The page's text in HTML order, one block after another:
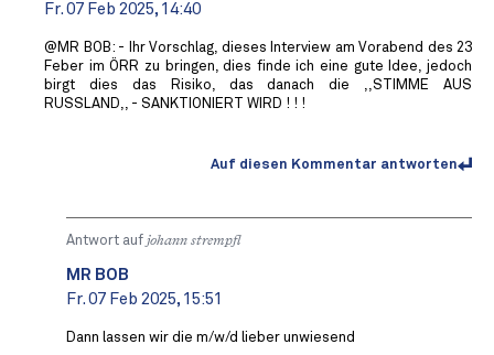
Fr. 07 Feb 2025, 14:40
@MR BOB: - Ihr Vorschlag, dieses Interview am Vorabend des 23
Feber im ÖRR zu bringen, dies finde ich eine gute Idee, jedoch
birgt dies das Risiko, das danach die ,,STIMME AUS
RUSSLAND,, - SANKTIONIERT WIRD ! ! !
Auf diesen Kommentar antworten
Antwort auf johann strempfl
MR BOB ️
Fr. 07 Feb 2025, 15:51
Dann lassen wir die m/w/d lieber unwiesend